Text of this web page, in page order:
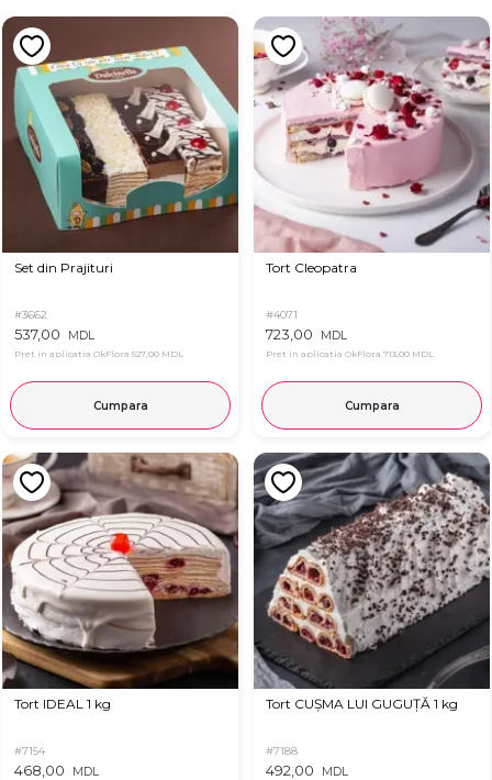
Set din Prajituri
#3662
537,00 MDL
Pret in aplicatia OkFlora 527,00 MDL
Cumpara
Tort Cleopatra
#4071
723,00 MDL
Pret in aplicatia OkFlora 713,00 MDL
Cumpara
Tort IDEAL 1 kg
#7154
468,00 MDL
Tort CUȘMA LUI GUGUȚĂ 1 kg
#7188
492,00 MDL